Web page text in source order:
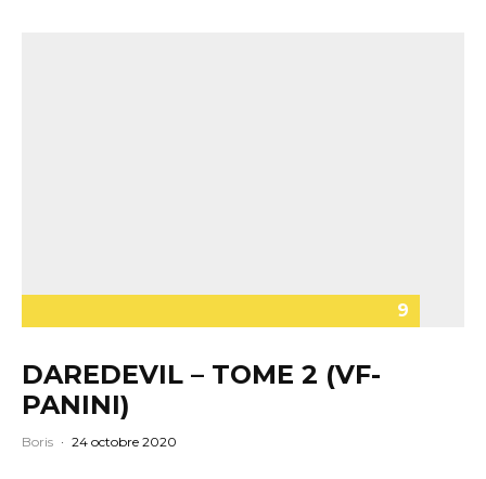
9
DAREDEVIL – TOME 2 (VF-
PANINI)
Boris · 24 octobre 2020